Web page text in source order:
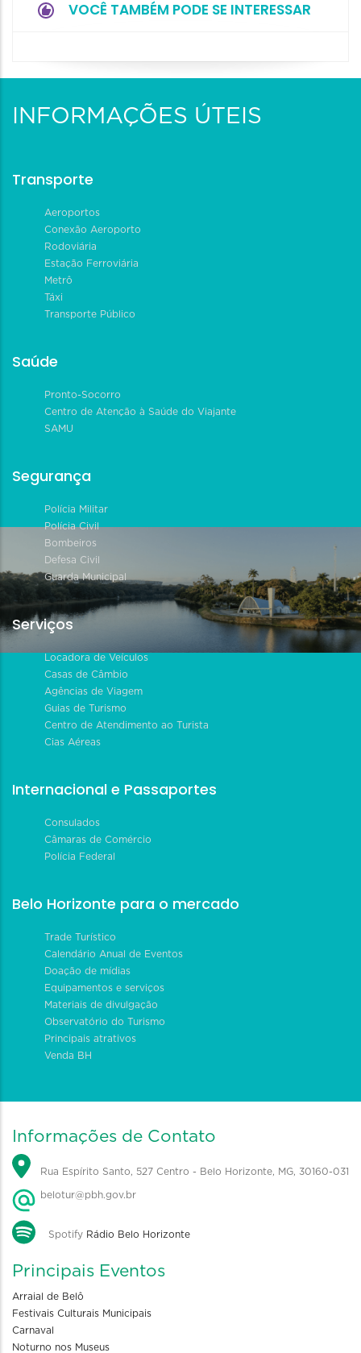
VOCÊ TAMBÉM PODE SE INTERESSAR
INFORMAÇÕES ÚTEIS
Transporte
Aeroportos
Conexão Aeroporto
Rodoviária
Estação Ferroviária
Metrô
Táxi
Transporte Público
Saúde
Pronto-Socorro
Centro de Atenção à Saúde do Viajante
SAMU
Segurança
Polícia Militar
Polícia Civil
Bombeiros
Defesa Civil
Guarda Municipal
Serviços
Locadora de Veículos
Casas de Câmbio
Agências de Viagem
Guias de Turismo
Centro de Atendimento ao Turista
Cias Aéreas
Internacional e Passaportes
Consulados
Câmaras de Comércio
Polícia Federal
Belo Horizonte para o mercado
Trade Turístico
Calendário Anual de Eventos
Doação de mídias
Equipamentos e serviços
Materiais de divulgação
Observatório do Turismo
Principais atrativos
Venda BH
Informações de Contato
Rua Espírito Santo, 527 Centro - Belo Horizonte, MG, 30160-031
belotur@pbh.gov.br
Spotify Rádio Belo Horizonte
Principais Eventos
Arraial de Belô
Festivais Culturais Municipais
Carnaval
Noturno nos Museus